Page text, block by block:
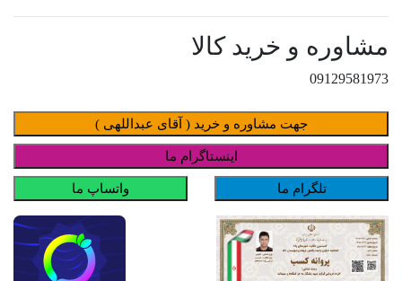
مشاوره و خرید کالا
09129581973
جهت مشاوره و خرید ( آقای عبداللهی )
اینستاگرام ما
تلگرام ما واتساپ ما